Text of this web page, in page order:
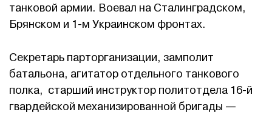
танковой армии. Воевал на Сталинградском,
Брянском и 1-м Украинском фронтах.
Секретарь парторганизации, замполит
батальона, агитатор отдельного танкового
полка, старший инструктор политотдела 16-й
гвардейской механизированной бригады —